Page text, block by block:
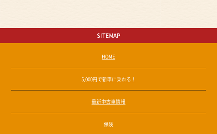
SITEMAP
HOME
5,000円で新車に乗れる！
最新中古車情報
保険